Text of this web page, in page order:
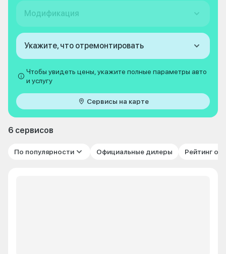
Модификация
Укажите, что отремонтировать
Чтобы увидеть цены, укажите полные параметры авто
и услугу
Сервисы на карте
6 сервисов
По популярности Официальные дилеры Рейтинг